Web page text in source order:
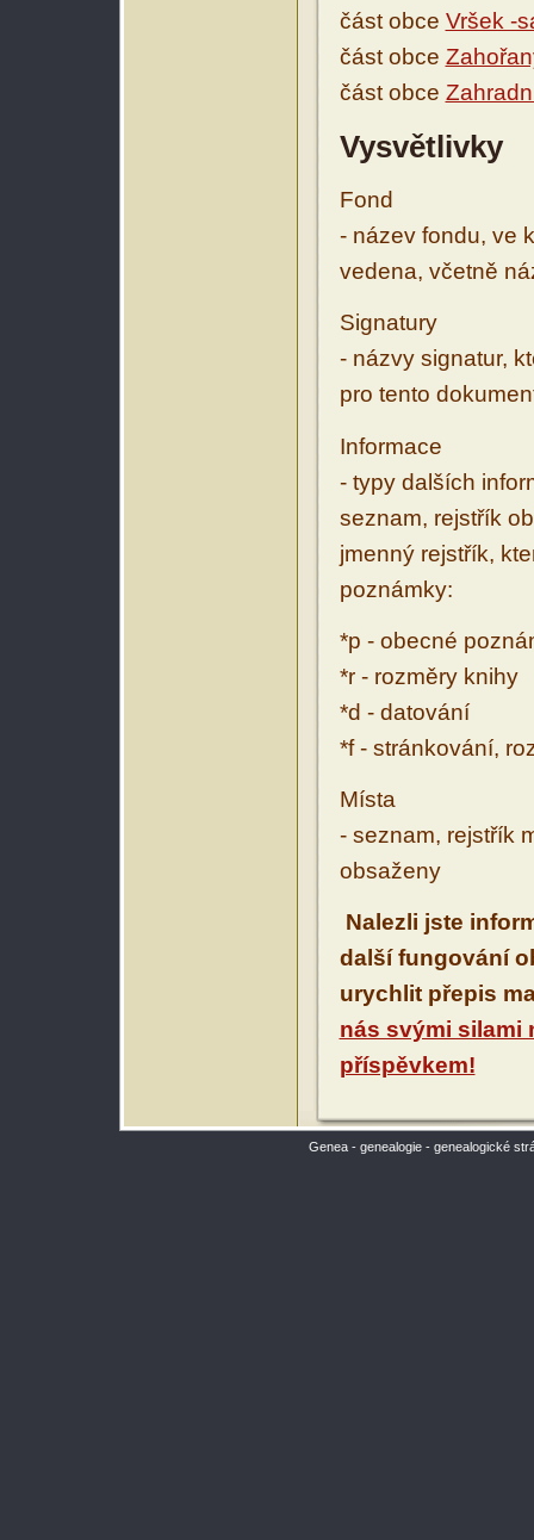
část obce Vršek -
část obce
část obce
Vysvětlivky
Fond
- název fondu, ve
vedena, včetně
Signatury
- názvy signatur,
pro tento
Informace
- typy dalších
seznam, rejstřík
jmenný rejstřík,
poznámky:
*p - obecné
*r - rozměry knihy
*d - datování
*f - stránkování,
Místa
- seznam, rejstřík
obsaženy
Nalezli jste
další fungování
urychlit přepis
nás svými silami
příspěvkem!
Genea - genealogie - genealogické